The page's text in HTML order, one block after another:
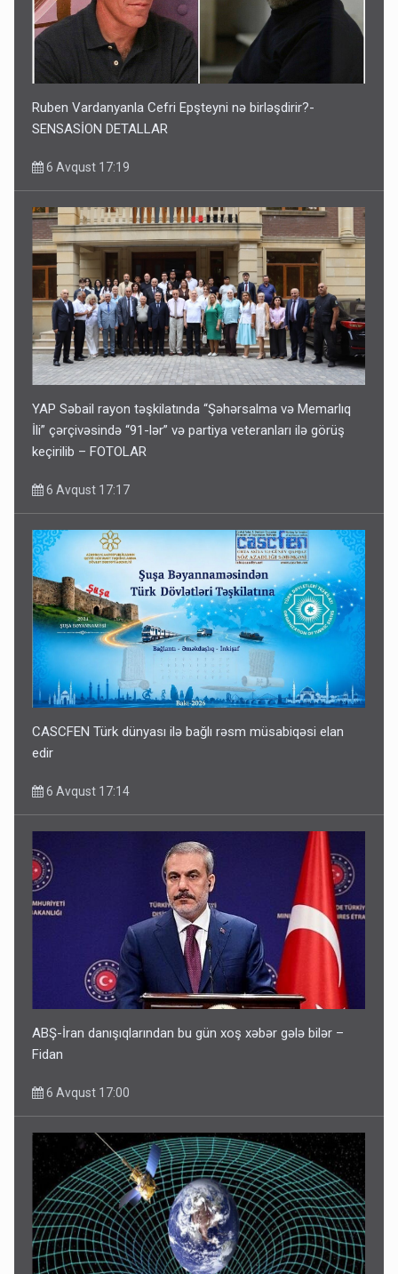
Ruben Vardanyanla Cefri Epşteyni nə birləşdirir?-
SENSASİON DETALLAR
6 Avqust 17:19
YAP Səbail rayon təşkilatında “Şəhərsalma və Memarlıq
İli” çərçivəsində “91-lər” və partiya veteranları ilə görüş
keçirilib – FOTOLAR
6 Avqust 17:17
CASCFEN Türk dünyası ilə bağlı rəsm müsabiqəsi elan
edir
6 Avqust 17:14
ABŞ-İran danışıqlarından bu gün xoş xəbər gələ bilər –
Fidan
6 Avqust 17:00